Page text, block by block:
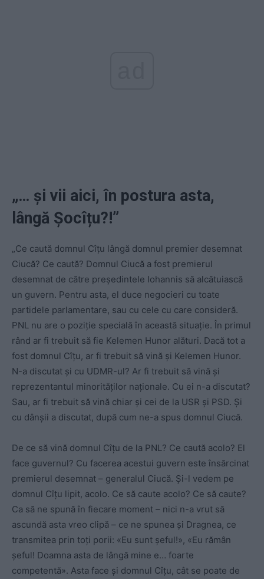
„… și vii aici, în postura asta,
lângă Șocîțu?!”
„Ce caută domnul Cîțu lângă domnul premier desemnat
Ciucă? Ce caută? Domnul Ciucă a fost premierul
desemnat de către președintele Iohannis să alcătuiască
un guvern. Pentru asta, el duce negocieri cu toate
partidele parlamentare, sau cu cele cu care consideră.
PNL nu are o poziție specială în această situație. În primul
rând ar fi trebuit să fie Kelemen Hunor alături. Dacă tot a
fost domnul Cîțu, ar fi trebuit să vină și Kelemen Hunor.
N-a discutat și cu UDMR-ul? Ar fi trebuit să vină și
reprezentantul minorităților naționale. Cu ei n-a discutat?
Sau, ar fi trebuit să vină chiar și cei de la USR și PSD. Și
cu dânșii a discutat, după cum ne-a spus domnul Ciucă.
De ce să vină domnul Cîțu de la PNL? Ce caută acolo? El
face guvernul? Cu facerea acestui guvern este însărcinat
premierul desemnat – generalul Ciucă. Și-l vedem pe
domnul Cîțu lipit, acolo. Ce să caute acolo? Ce să caute?
Ca să ne spună în fiecare moment – nici n-a vrut să
ascundă asta vreo clipă – ce ne spunea și Dragnea, ce
transmitea prin toți porii: «Eu sunt șeful!», «Eu rămân
șeful! Doamna asta de lângă mine e… foarte
competentă». Asta face și domnul Cîțu, cât se poate de